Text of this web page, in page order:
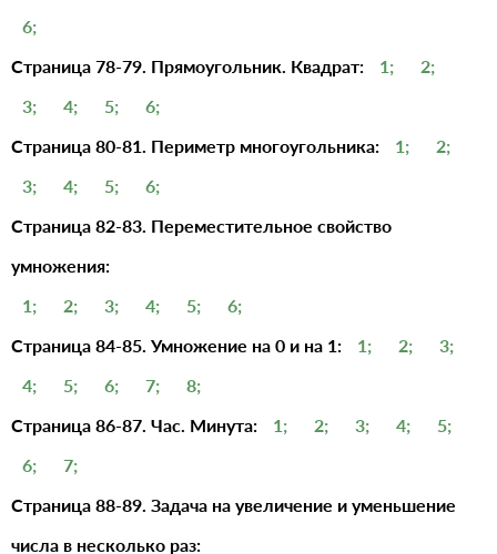
6;
Страница 78-79. Прямоугольник. Квадрат:
1;
2;
3;
4; 5;
6;
Страница 80-81. Периметр многоугольника:
1;
2;
3;
4; 5;
6;
Страница 82-83. Переместительное свойство
умножения:
1;
2; 3; 4; 5;
6;
Страница 84-85. Умножение на 0 и на 1:
1; 2;
3;
4;
5; 6; 7;
8;
Страница 86-87. Час. Минута:
1; 2; 3; 4;
5;
6;
7;
Страница 88-89. Задача на увеличение и уменьшение
числа в несколько раз: